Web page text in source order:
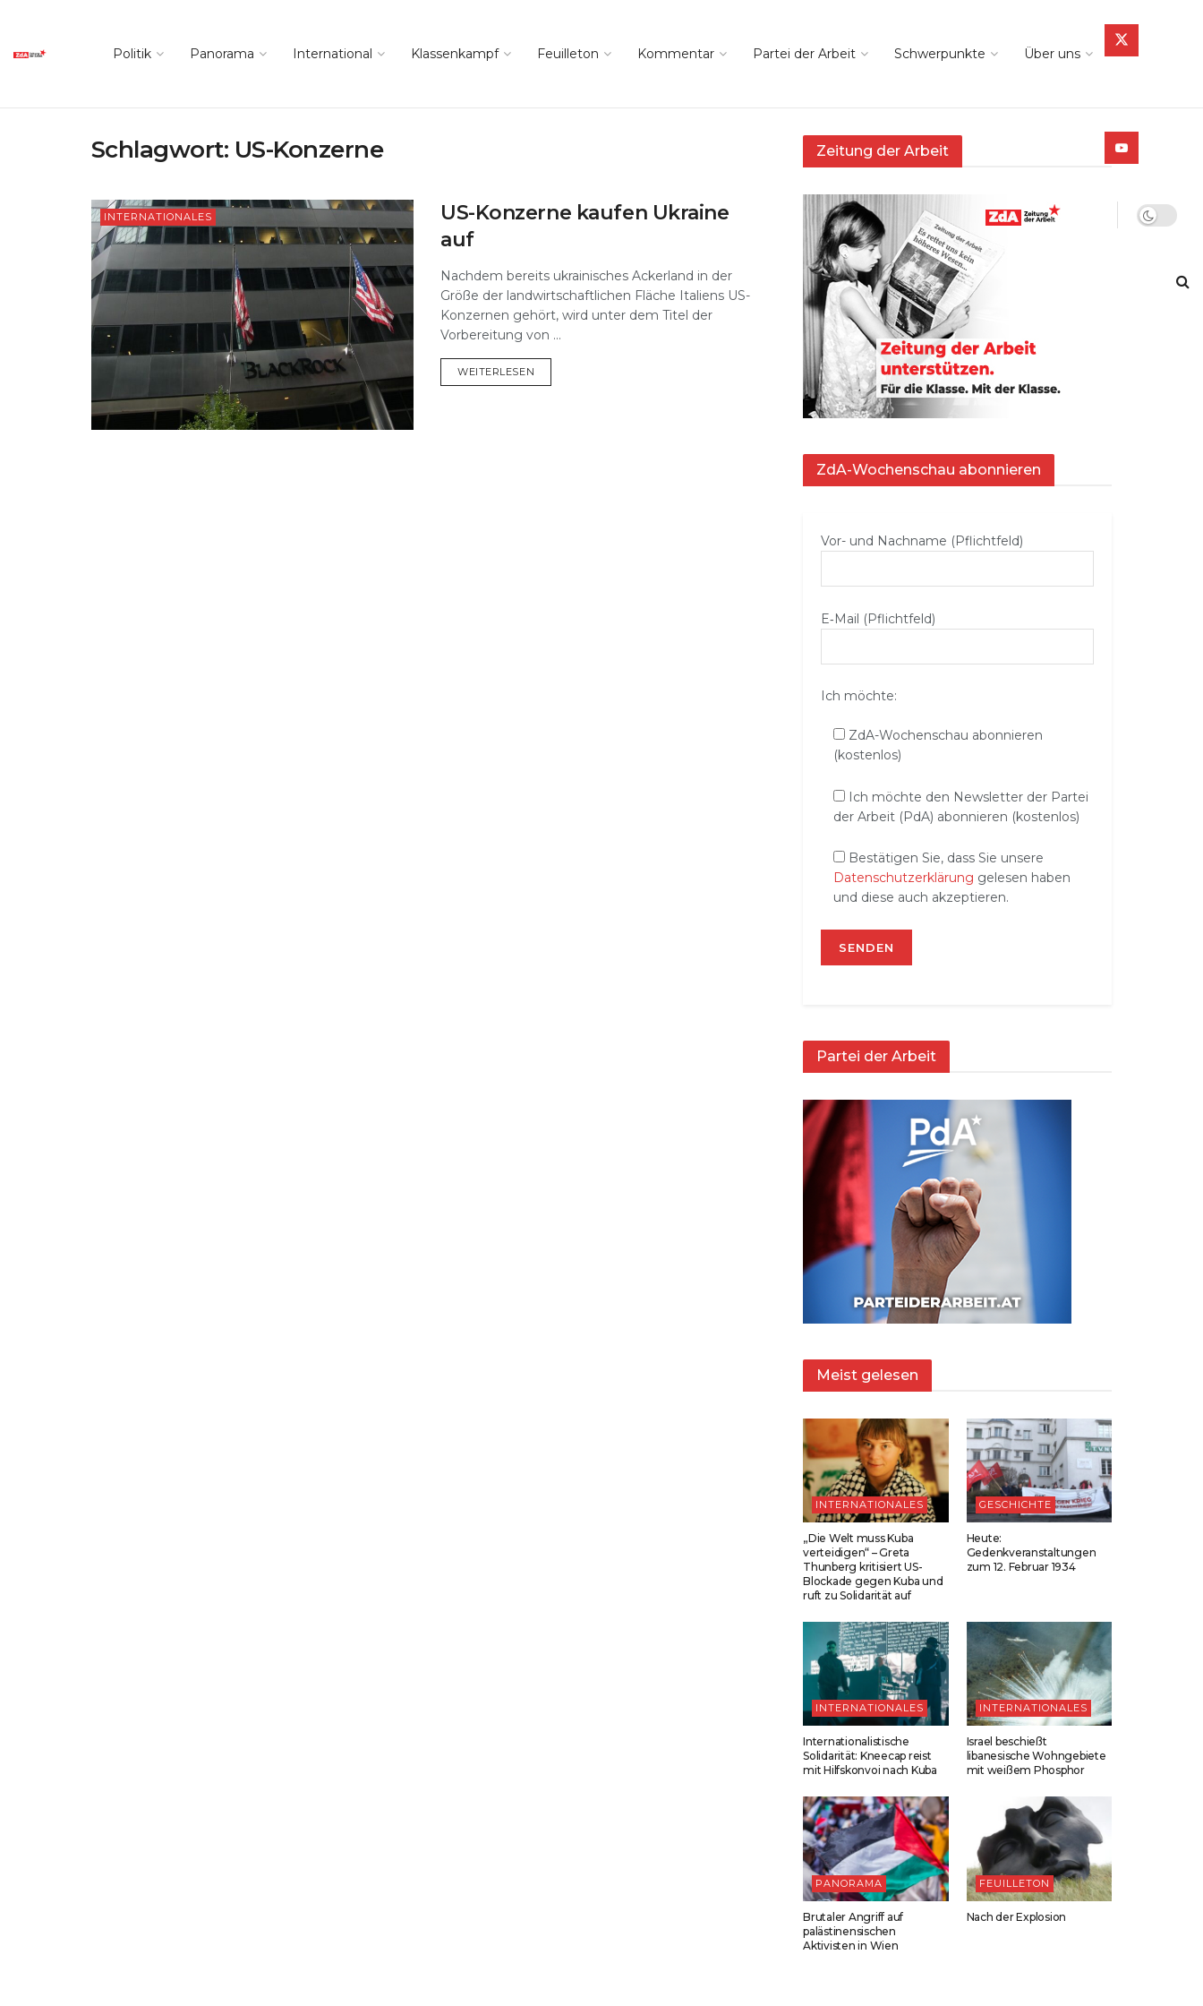
Politik Panorama International Klassenkampf Feuilleton Kommentar Partei der Arbeit Schwerpunkte Über uns
Schlagwort: US-Konzerne
INTERNATIONALES
US-Konzerne kaufen Ukraine
auf
Nachdem bereits ukrainisches Ackerland in der
Größe der landwirtschaftlichen Fläche Italiens US-
Konzernen gehört, wird unter dem Titel der
Vorbereitung von ...
WEITERLESEN
Zeitung der Arbeit
ZdA-Wochenschau abonnieren
Vor- und Nachname (Pflichtfeld)
E‑Mail (Pflichtfeld)
Ich möchte:
ZdA-Wochenschau abonnieren
(kostenlos)
Ich möchte den Newsletter der Partei
der Arbeit (PdA) abonnieren (kostenlos)
Bestätigen Sie, dass Sie unsere
Datenschutzerklärung gelesen haben
und diese auch akzeptieren.
Partei der Arbeit
Meist gelesen
INTERNATIONALES
„Die Welt muss Kuba
verteidigen“ – Greta
Thunberg kritisiert US-
Blockade gegen Kuba und
ruft zu Solidarität auf
GESCHICHTE
Heute:
Gedenkveranstaltungen
zum 12. Februar 1934
INTERNATIONALES
Internationalistische
Solidarität: Kneecap reist
mit Hilfskonvoi nach Kuba
INTERNATIONALES
Israel beschießt
libanesische Wohngebiete
mit weißem Phosphor
PANORAMA
Brutaler Angriff auf
palästinensischen
Aktivisten in Wien
FEUILLETON
Nach der Explosion